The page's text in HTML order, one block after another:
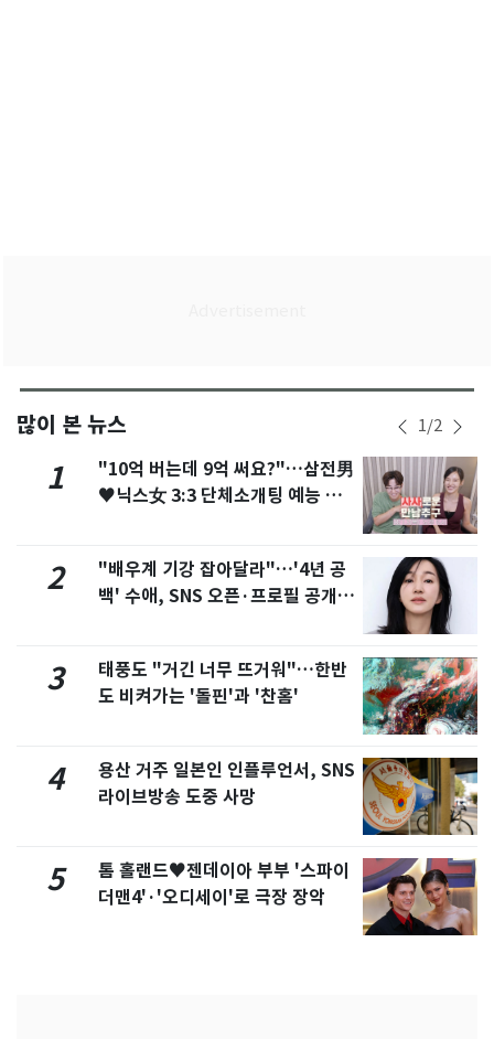
많이 본 뉴스 1/2
1
"10억 버는데 9억 써요?"…삼전男
♥닉스女 3:3 단체소개팅 예능 화
2
"배우계 기강 잡아달라"…'4년 공
백' 수애, SNS 오픈·프로필 공개
3
태풍도 "거긴 너무 뜨거워"…한반
도 비켜가는 '돌핀'과 '찬홈'
4
용산 거주 일본인 인플루언서, SNS
라이브방송 도중 사망
5
톰 홀랜드♥젠데이아 부부 '스파이
더맨4'·'오디세이'로 극장 장악